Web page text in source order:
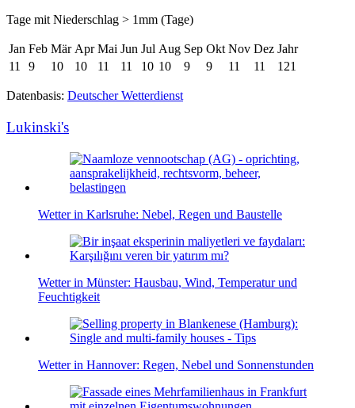
Tage mit Niederschlag > 1mm (Tage)
Jan Feb Mär Apr Mai Jun Jul Aug Sep Okt Nov Dez Jahr
11
9 10 10 11 11 10 10 9 9 11 11 121
Datenbasis: Deutscher Wetterdienst
Lukinski's
Wetter in Karlsruhe: Nebel, Regen und Baustelle
Wetter in Münster: Hausbau, Wind, Temperatur und
Feuchtigkeit
Wetter in Hannover: Regen, Nebel und Sonnenstunden